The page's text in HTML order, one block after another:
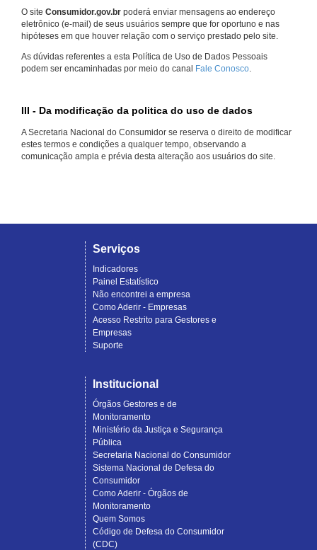
O site Consumidor.gov.br poderá enviar mensagens ao endereço
eletrônico (e-mail) de seus usuários sempre que for oportuno e nas
hipóteses em que houver relação com o serviço prestado pelo site.
As dúvidas referentes a esta Política de Uso de Dados Pessoais
podem ser encaminhadas por meio do canal Fale Conosco.
III - Da modificação da politica do uso de dados
A Secretaria Nacional do Consumidor se reserva o direito de modificar
estes termos e condições a qualquer tempo, observando a
comunicação ampla e prévia desta alteração aos usuários do site.
Serviços
Indicadores
Painel Estatístico
Não encontrei a empresa
Como Aderir - Empresas
Acesso Restrito para Gestores e
Empresas
Suporte
Institucional
Órgãos Gestores e de
Monitoramento
Ministério da Justiça e Segurança
Pública
Secretaria Nacional do Consumidor
Sistema Nacional de Defesa do
Consumidor
Como Aderir - Órgãos de
Monitoramento
Quem Somos
Código de Defesa do Consumidor
(CDC)